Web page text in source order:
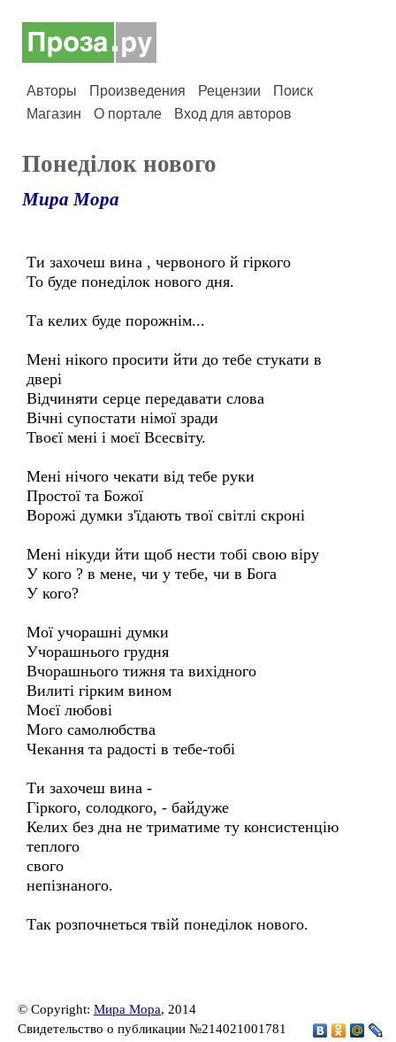
Авторы Произведения Рецензии
Поиск
Магазин
О портале Вход для авторов
Понедiлок нового
Мира Мора
Ти захочеш вина , червоного й гіркого
То буде понеділок нового дня.
Та келих буде порожнім...
Мені нікого просити йти до тебе стукати в
двері
Відчиняти серце передавати слова
Вічні супостати німої зради
Твоєї мені і моєї Всесвіту.
Мені нічого чекати від тебе руки
Простої та Божої
Ворожі думки з'їдають твої світлі скроні
Мені нікуди йти щоб нести тобі свою віру
У кого ? в мене, чи у тебе, чи в Бога
У кого?
Мої учорашні думки
Учорашнього грудня
Вчорашнього тижня та вихідного
Вилиті гірким вином
Моєї любові
Мого самолюбства
Чекання та радості в тебе-тобі
Ти захочеш вина -
Гіркого, солодкого, - байдуже
Келих без дна не триматиме ту консистенцію
теплого
свого
непізнаного.
Так розпочнеться твій понеділок нового.
© Copyright: Мира Мора, 2014
Свидетельство о публикации №214021001781